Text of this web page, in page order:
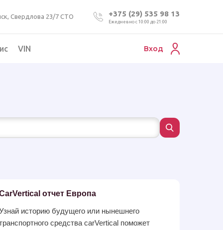
Свердлова 23/7 СТО +375 (29) 535 98 13
Ежедневно с 10:00 до 21:00
Пригон авто из Беларуси
Подбор мотоцикла
VIN Вход
отчет Европа
историю будущего или нынешнего
средства carVertical поможет